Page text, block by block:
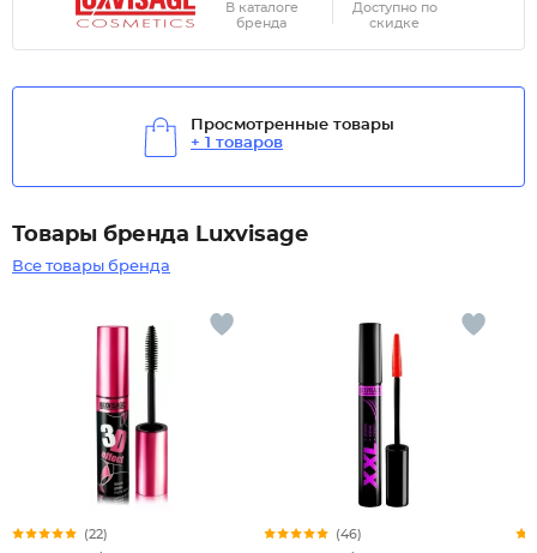
В каталоге
бренда
Доступно по
скидке
Просмотренные товары
+ 1 товаров
Товары бренда Luxvisage
Все товары бренда
(22) (46)